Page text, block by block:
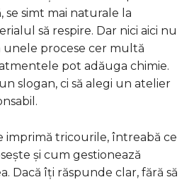
se simt mai naturale la
să respire. Dar nici aici nu
procese cer multă
pot adăuga chimie.
slogan, ci să alegi un atelier
imprimă tricourile, întreabă ce
și cum gestionează
Dacă îți răspunde clar, fără să